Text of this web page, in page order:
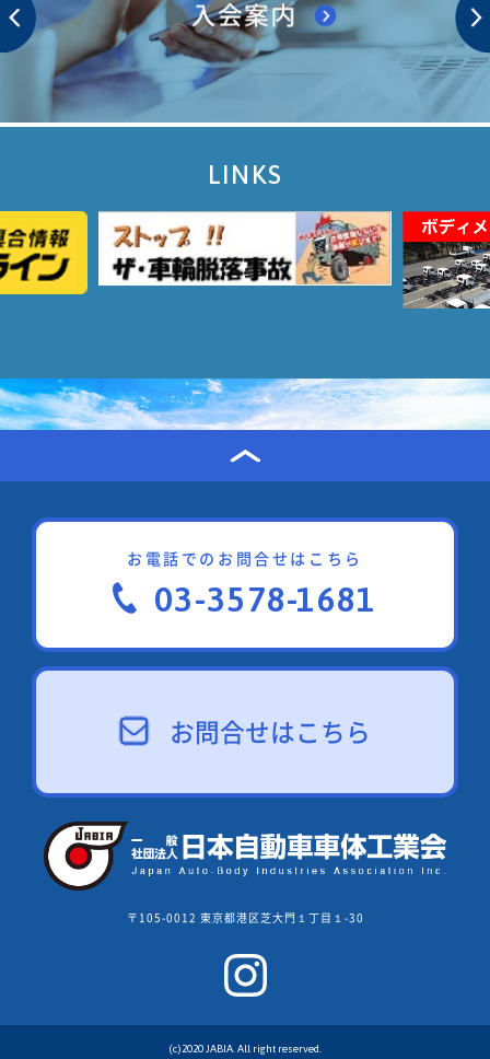
LINKS
お電話でのお問合せはこちら
03-3578-1681
お問合せはこちら
〒105-0012 東京都港区芝大門１丁目１-30
(c)2020 JABIA. All right reserved.